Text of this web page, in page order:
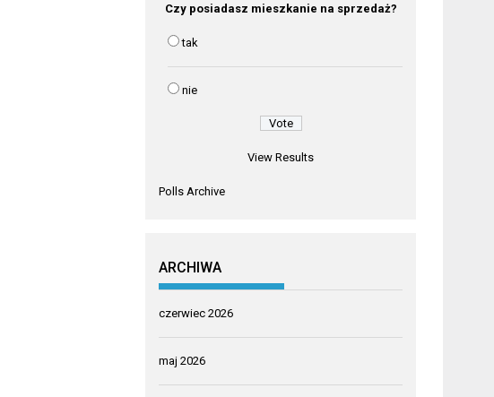
Czy posiadasz mieszkanie na sprzedaż?
tak
nie
View Results
Polls Archive
ARCHIWA
czerwiec 2026
maj 2026